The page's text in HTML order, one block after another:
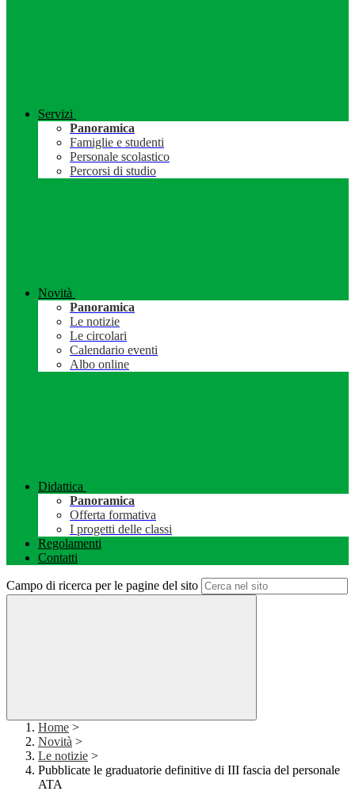
Servizi
Panoramica
Famiglie e studenti
Personale scolastico
Percorsi di studio
Novità
Panoramica
Le notizie
Le circolari
Calendario eventi
Albo online
Didattica
Panoramica
Offerta formativa
I progetti delle classi
Regolamenti
Contatti
Campo di ricerca per le pagine del sito
Home >
Novità >
Le notizie >
Pubblicate le graduatorie definitive di III fascia del personale
ATA